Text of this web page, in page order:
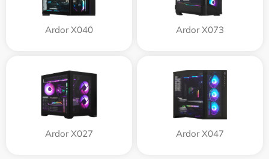
Ardor X040 Ardor X073
Ardor X027 Ardor X047